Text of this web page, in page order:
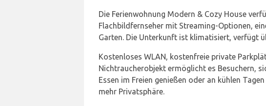
Die Ferienwohnung Modern & Cozy House
Flachbildfernseher mit Streaming-Optionen,
Garten. Die Unterkunft ist klimatisiert, verfügt
Kostenloses WLAN, kostenfreie private
Nichtraucherobjekt ermöglicht es Besuchern,
Essen im Freien genießen oder an kühlen
mehr Privatsphäre.